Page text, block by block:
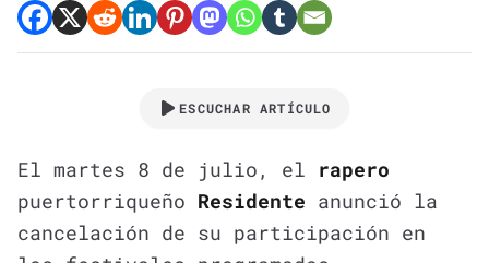
ESCUCHAR ARTÍCULO
El martes 8 de julio, el rapero
puertorriqueño Residente anunció la
cancelación de su participación en